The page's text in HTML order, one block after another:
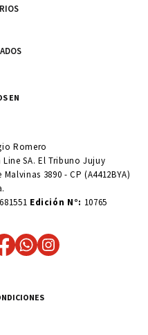
EN
Romero
SA. El Tribuno Jujuy
3890 - CP (A4412BYA)
Edición N°: 10765